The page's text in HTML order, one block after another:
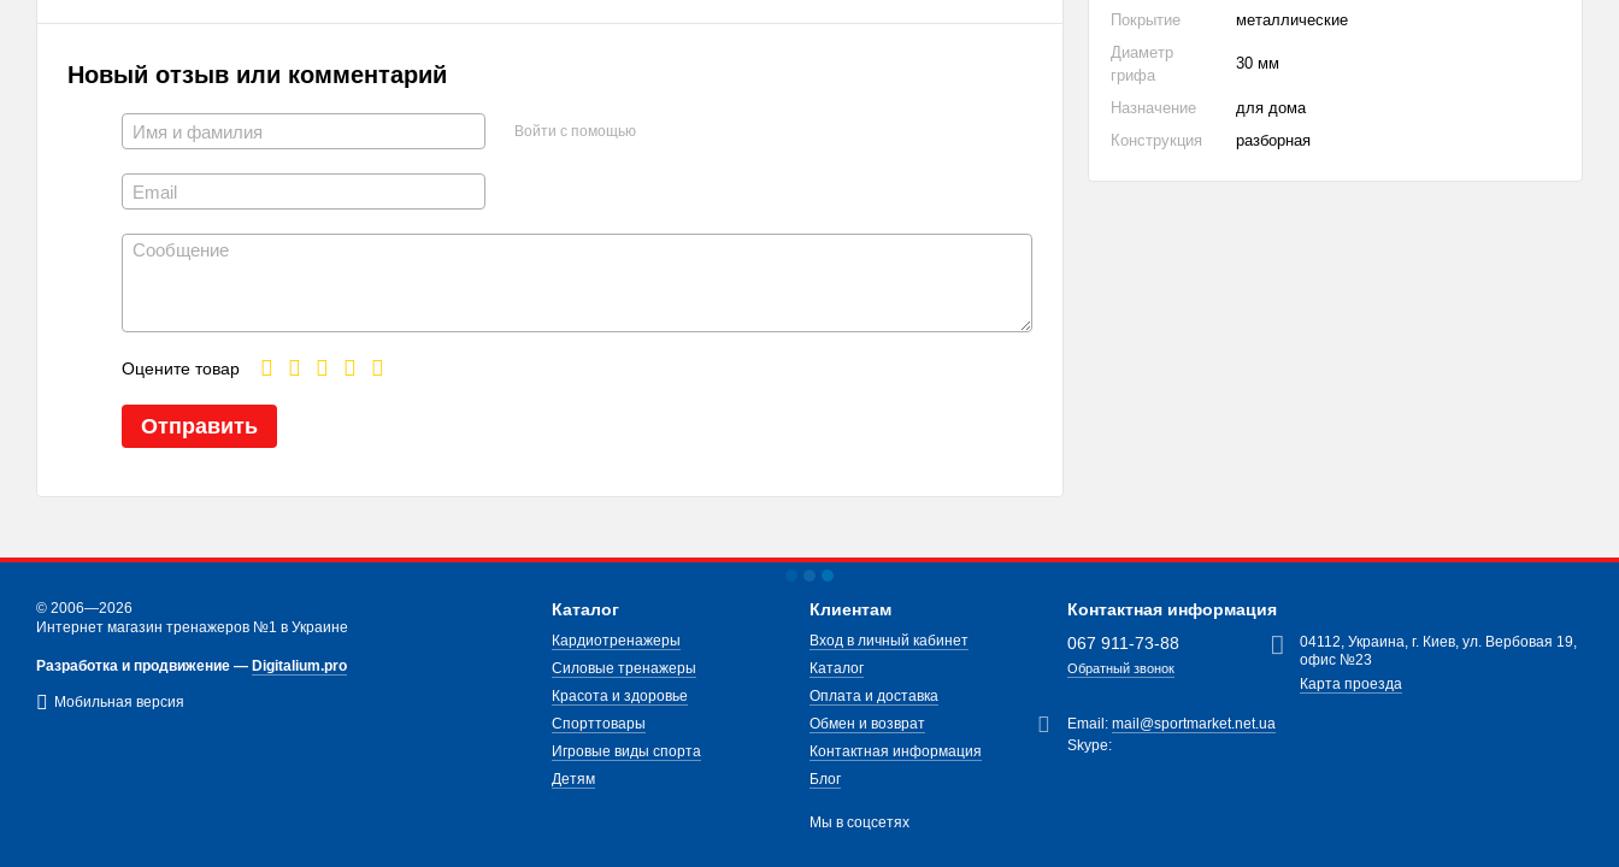
Новый отзыв или комментарий
Войти с помощью
Оцените товар
Отправить
Покрытие
металлические
Диаметр
грифа
30 мм
Назначение
для дома
Конструкция
разборная
© 2006—2026
Интернет магазин тренажеров №1 в Украине
Разработка и продвижение — Digitalium.pro
Мобильная версия
Каталог
Кардиотренажеры
Силовые тренажеры
Красота и здоровье
Спорттовары
Игровые виды спорта
Детям
Клиентам
Вход в личный кабинет
Каталог
Оплата и доставка
Обмен и возврат
Контактная информация
Блог
Мы в соцсетях
Контактная информация
067 911-73-88
Обратный звонок
04112, Украина, г. Киев, ул. Вербовая 19,
офис №23
Карта проезда
Email:mail@sportmarket.net.ua
Skype: